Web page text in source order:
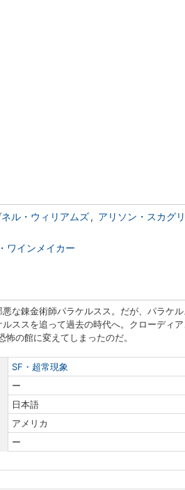
ル・ウィリアムズ
アリソン・スカグ
ワインメイカー
な錬金術師パラケルスス。だが、パラケ
ススを追って過去の時代へ。クローディ
の館に変えてしまったのだ。
SF・超常現象
ー
日本語
アメリカ
ー